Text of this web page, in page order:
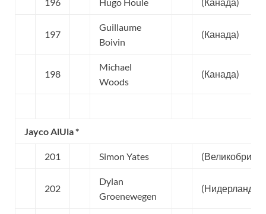
197
Guillaume
Boivin
(Канада)
198
Michael
Woods
(Канада)
Jayco AlUla *
201 Simon Yates
202
Dylan
Groenewegen
(Нидерланды)